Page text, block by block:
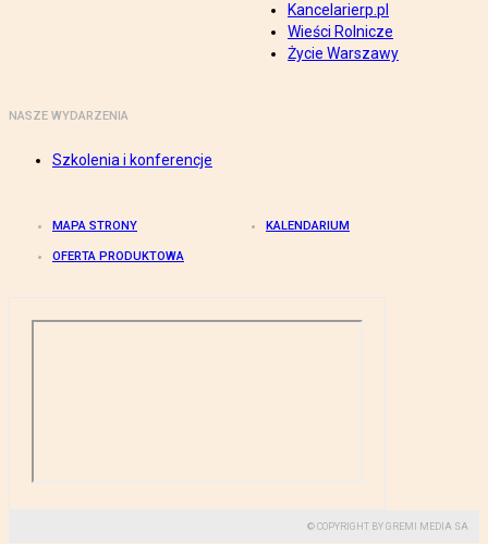
Kancelarierp.pl
Wieści Rolnicze
Życie Warszawy
NASZE WYDARZENIA
Szkolenia i konferencje
MAPA STRONY KALENDARIUM
OFERTA PRODUKTOWA
© COPYRIGHT BY GREMI MEDIA SA